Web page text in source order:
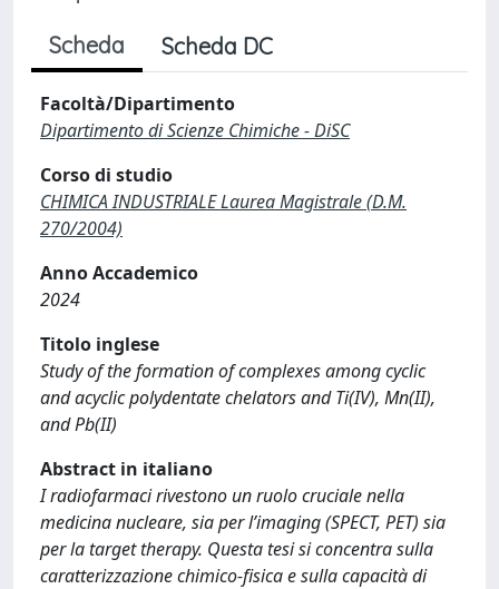
Scheda Scheda DC
Facoltà/Dipartimento
Dipartimento di Scienze Chimiche - DiSC
Corso di studio
CHIMICA INDUSTRIALE Laurea Magistrale (D.M.
270/2004)
Anno Accademico
2024
Titolo inglese
Study of the formation of complexes among cyclic
and acyclic polydentate chelators and Ti(IV), Mn(II),
and Pb(II)
Abstract in italiano
I radiofarmaci rivestono un ruolo cruciale nella
medicina nucleare, sia per l’imaging (SPECT, PET) sia
per la target therapy. Questa tesi si concentra sulla
caratterizzazione chimico-fisica e sulla capacità di